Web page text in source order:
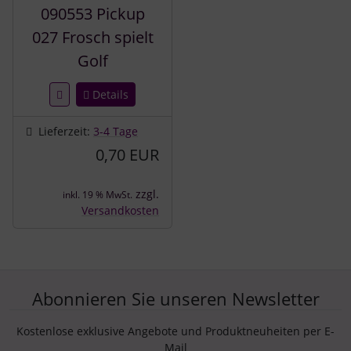
090553 Pickup
027 Frosch spielt
Golf
Details
Lieferzeit: 3-4 Tage
0,70 EUR
inkl. 19 % MwSt. zzgl.
Versandkosten
Abonnieren Sie unseren Newsletter
Kostenlose exklusive Angebote und Produktneuheiten per E-
Mail